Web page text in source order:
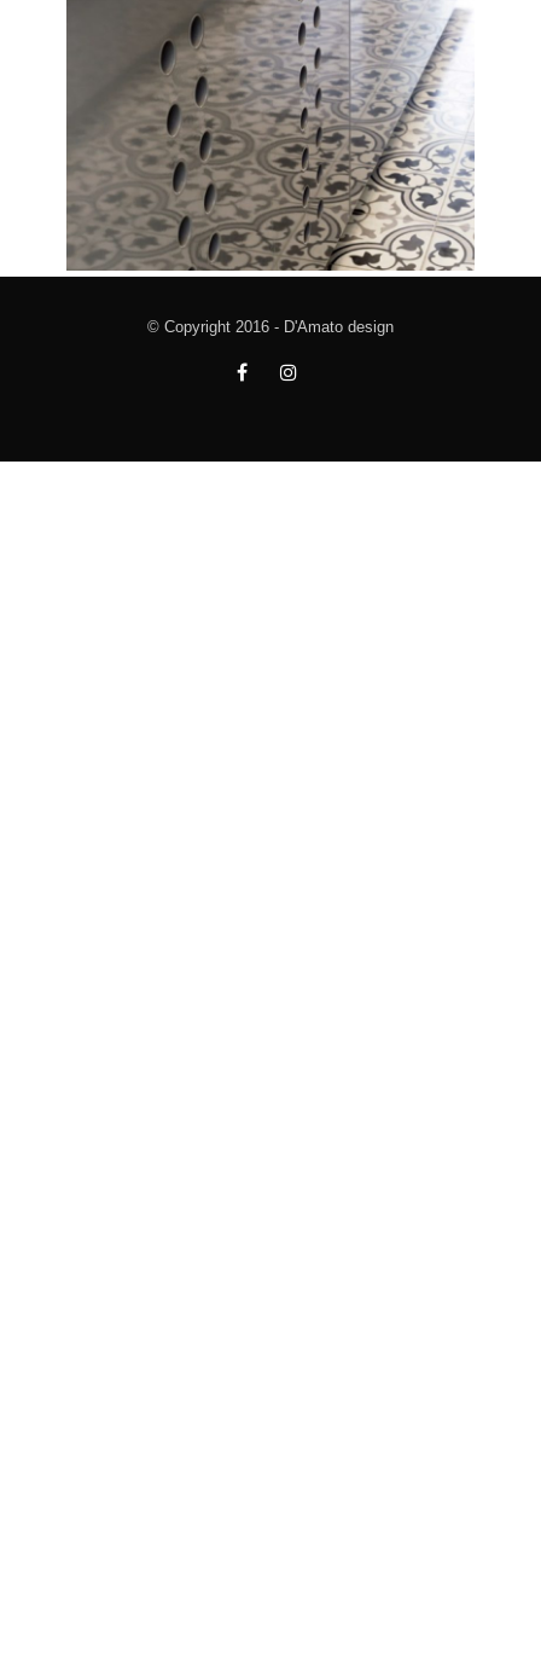
© Copyright 2016 - D'Amato design